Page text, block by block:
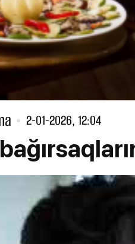
2-01-2026, 12:04